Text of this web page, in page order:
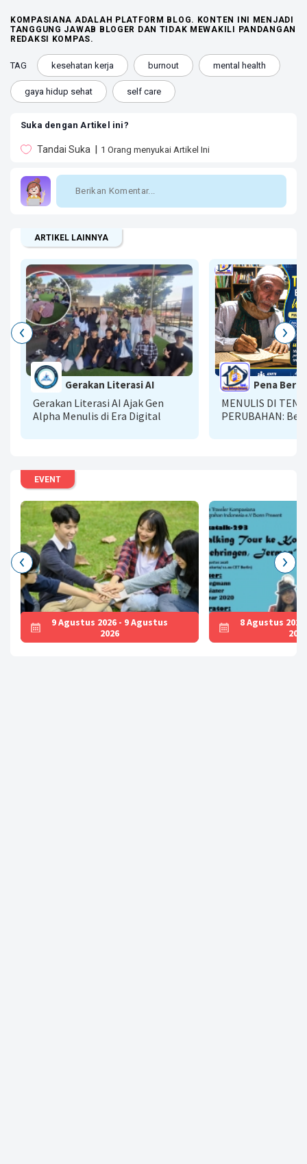
KOMPASIANA ADALAH PLATFORM BLOG. KONTEN INI MENJADI
TANGGUNG JAWAB BLOGER DAN TIDAK MEWAKILI PANDANGAN
REDAKSI KOMPAS.
TAG kesehatan kerja burnout mental health
gaya hidup sehat self care
Suka dengan Artikel ini?
Tandai Suka 1 Orang menyukai Artikel Ini
ARTIKEL LAINNYA
Gerakan Literasi AI
Gerakan Literasi AI Ajak Gen
Alpha Menulis di Era Digital
Pena
MENULIS DI
PERUBAHAN:
EVENT
9 Agustus 2026 - 9 Agustus
2026
8 Agustus
2026